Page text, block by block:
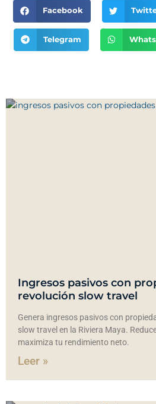
Facebook
Telegram
Ingresos pasivos con
revolución slow travel
Genera ingresos pasivos con
slow travel en la Riviera Maya.
maximiza tu rendimiento neto.
Leer »